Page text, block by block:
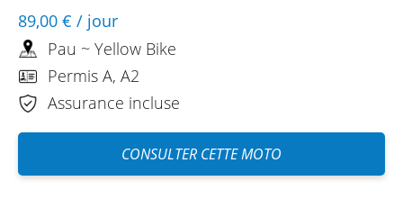
89,00 € / jour
Pau ~ Yellow Bike
Permis A, A2
Assurance incluse
CONSULTER CETTE MOTO